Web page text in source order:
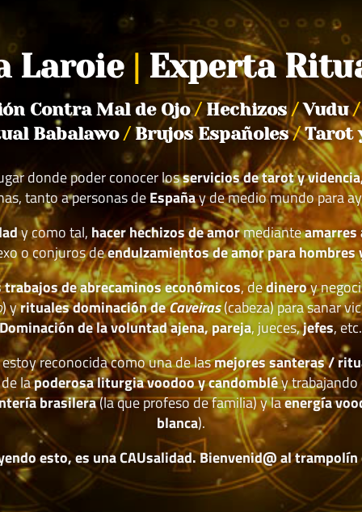
Laroie Experta
Contra Mal de Ojo/Hechizos/Vudu/
Babalawo /Brujos Españoles/Tarot
donde poder conocer losservicios de tarot y
tanto a personas deEspañay de medio mundo para
y como tal, hacer hechizos de amormediante
o conjuros deendulzamientos de amor para hombres
de abrecaminos económicos, dedineroy
) yrituales dominación deCaveiras(cabeza) para sanar
Dominación de la voluntad ajena, pareja, jueces,jefes, etc.
reconocida como una de lasmejores santeras /
lapoderosa liturgia voodoo y candombléy trabajando
brasilera(la que profeso de familia) y laenergía
blanca).
esto, es una CAUsalidad. Bienvenid@ al